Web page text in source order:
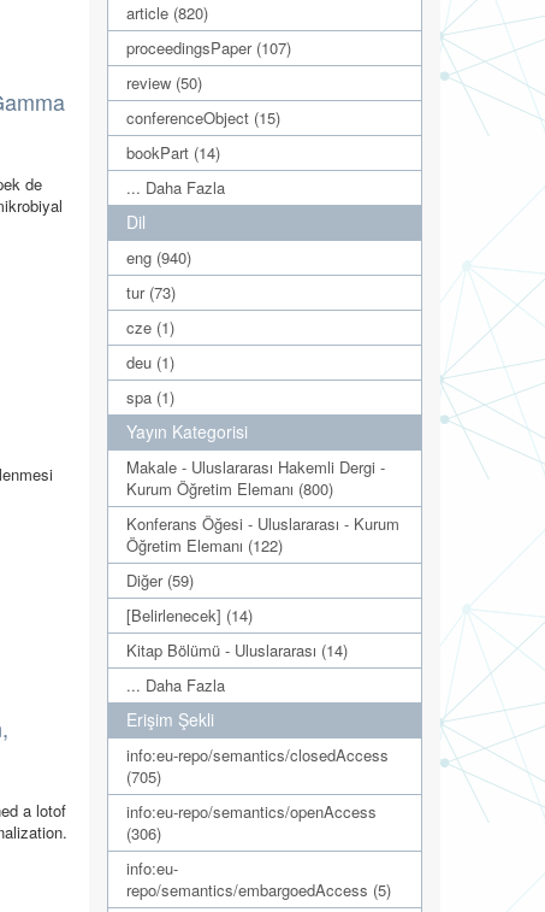
de
a lotof
article (820)
proceedingsPaper (107)
review (50)
conferenceObject (15)
bookPart (14)
... Daha Fazla
Dil
eng (940)
tur (73)
cze (1)
deu (1)
spa (1)
Yayın Kategorisi
Makale - Uluslararası Hakemli Dergi -
Kurum Öğretim Elemanı (800)
Konferans Öğesi - Uluslararası - Kurum
Öğretim Elemanı (122)
Diğer (59)
[Belirlenecek] (14)
Kitap Bölümü - Uluslararası (14)
... Daha Fazla
Erişim Şekli
info:eu-repo/semantics/closedAccess
(705)
info:eu-repo/semantics/openAccess
(306)
info:eu-
repo/semantics/embargoedAccess (5)